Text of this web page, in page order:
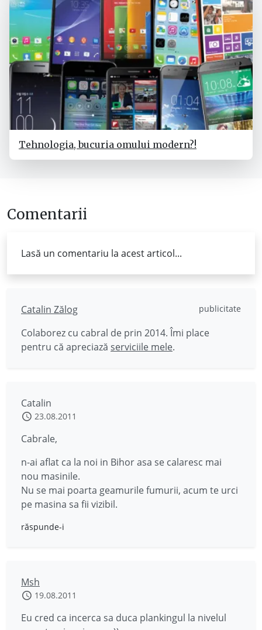
Tehnologia, bucuria omului modern?!
Comentarii
Lasă un comentariu la acest articol...
Catalin Zălog publicitate
Colaborez cu cabral de prin 2014. Îmi place
pentru că apreciază serviciile mele.
Catalin
23.08.2011
Cabrale,
n-ai aflat ca la noi in Bihor asa se calaresc mai
nou masinile.
Nu se mai poarta geamurile fumurii, acum te urci
pe masina sa fii vizibil.
răspunde-i
Msh
19.08.2011
Eu cred ca incerca sa duca plankingul la nivelul